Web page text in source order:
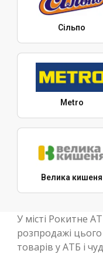
Сільпо
Metro
Велика кишеня
У місті Рокитне
розпродажі
товарів у АТБ і